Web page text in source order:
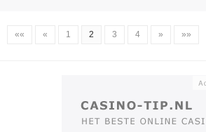
«« « 1 2 3 4 » »»